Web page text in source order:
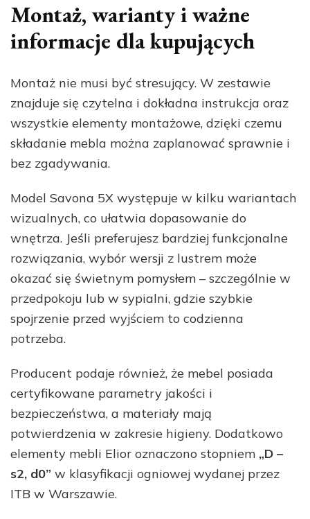
Montaż, warianty i ważne
informacje dla kupujących
Montaż nie musi być stresujący. W zestawie
znajduje się czytelna i dokładna instrukcja oraz
wszystkie elementy montażowe, dzięki czemu
składanie mebla można zaplanować sprawnie i
bez zgadywania.
Model Savona 5X występuje w kilku wariantach
wizualnych, co ułatwia dopasowanie do
wnętrza. Jeśli preferujesz bardziej funkcjonalne
rozwiązania, wybór wersji z lustrem może
okazać się świetnym pomysłem – szczególnie w
przedpokoju lub w sypialni, gdzie szybkie
spojrzenie przed wyjściem to codzienna
potrzeba.
Producent podaje również, że mebel posiada
certyfikowane parametry jakości i
bezpieczeństwa, a materiały mają
potwierdzenia w zakresie higieny. Dodatkowo
elementy mebli Elior oznaczono stopniem „D –
s2, d0” w klasyfikacji ogniowej wydanej przez
ITB w Warszawie.